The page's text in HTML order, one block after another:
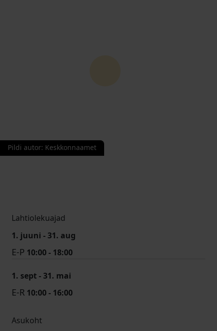
Pildi autor: Keskkonnaamet
Lahtiolekuajad
1. juuni - 31. aug
E-P 10:00 - 18:00
1. sept - 31. mai
E-R 10:00 - 16:00
Asukoht